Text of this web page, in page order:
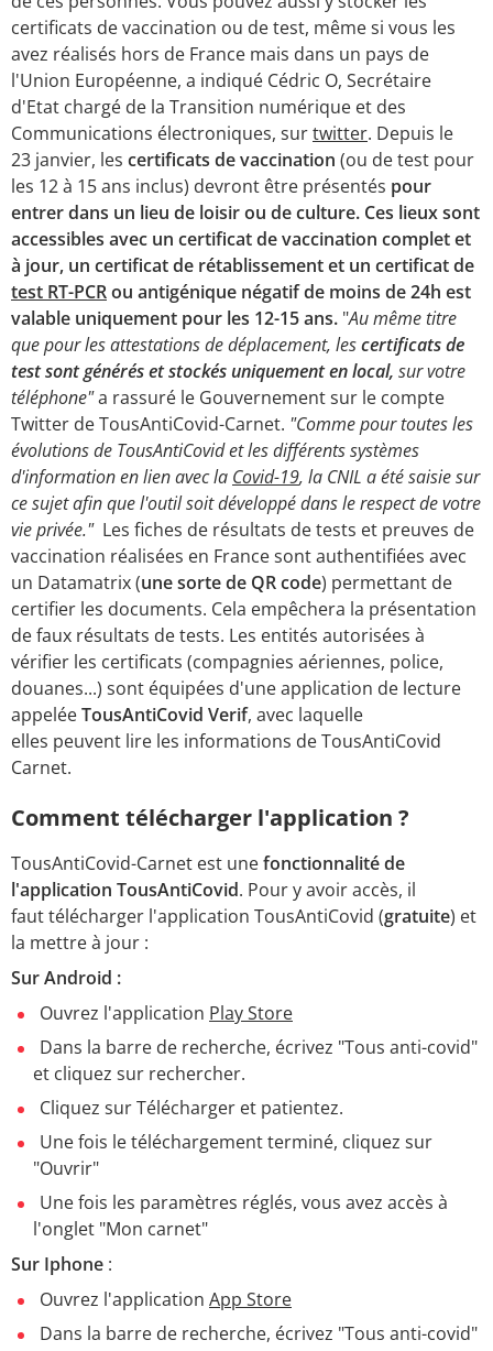
certificats de vaccination ou de test, même si vous les
avez réalisés hors de France mais dans un pays de
l'Union Européenne, a indiqué Cédric O, Secrétaire
d'Etat chargé de la Transition numérique et des
Communications électroniques, surtwitter. Depuis le
23 janvier, les certificats de vaccination (ou de test pour
les 12 à 15 ans inclus) devront être présentés pour
entrer dans un lieu de loisir ou de culture. Ces lieux sont
accessibles avec un certificat de vaccination complet et
à jour, un certificat de rétablissement et un certificat de
test RT-PCRou antigénique négatif de moins de 24h est
valable uniquement pour les 12-15 ans. "Au même titre
que pour les attestations de déplacement, lescertificats de
test sont générés et stockés uniquement en local, sur votre
téléphone"a rassuré le Gouvernement sur le compte
Twitter de TousAntiCovid-Carnet. "Comme pour toutes les
évolutions de TousAntiCovid et les différents systèmes
d'information en lien avec la Covid-19, la CNIL a été saisie sur
ce sujet afin que l'outil soit développé dans le respect de votre
vie privée." Les fiches de résultats de tests et preuves de
vaccination réalisées en France sont authentifiées avec
un Datamatrix (une sorte de QR code) permettant de
certifier les documents. Cela empêchera la présentation
de faux résultats de tests. Les entités autorisées à
vérifier les certificats (compagnies aériennes, police,
douanes...) sont équipées d'une application de lecture
appeléeTousAntiCovid Verif, avec laquelle
elles peuvent lire les informations de TousAntiCovid
Carnet.
Comment télécharger l'application ?
TousAntiCovid-Carnet est unefonctionnalité de
l'application TousAntiCovid. Pour y avoir accès, il
faut télécharger l'application TousAntiCovid (gratuite) et
la mettre à jour :
Sur Android :
Ouvrez l'application Play Store
Dans la barre de recherche, écrivez "Tous anti-covid"
et cliquez sur rechercher.
Cliquez sur Télécharger et patientez.
Une fois le téléchargement terminé, cliquez sur
"Ouvrir"
Une fois les paramètres réglés, vous avez accès à
l'onglet "Mon carnet"
Sur Iphone :
Ouvrez l'application App Store
Dans la barre de recherche, écrivez "Tous anti-covid"